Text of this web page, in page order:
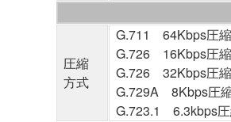
圧縮
方式
G.711 64Kbps圧
G.726 16Kbps圧縮
G.726 32Kbps圧縮
G.729A 8Kbps圧
G.723.1 6.3kbps